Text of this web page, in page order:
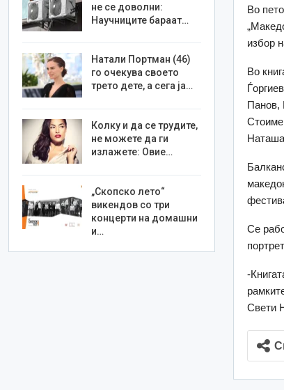
Во
избор
Во
Панов,
Се
-
Свети
не се доволни:
Научниците бараат…
Натали Портман (46)
го очекува своето
трето дете, а сега ја…
Колку и да се трудите,
не можете да ги
излажете: Овие…
„Скопско лето“
викендов со три
концерти на домашни
и…